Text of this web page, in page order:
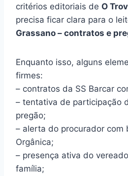
critérios editoriais de O
precisa ficar clara para o
Grassano – contratos e
Enquanto isso, alguns
firmes:
– contratos da SS Barcar
– tentativa de participação
pregão;
– alerta do procurador com
Orgânica;
– presença ativa do
família;